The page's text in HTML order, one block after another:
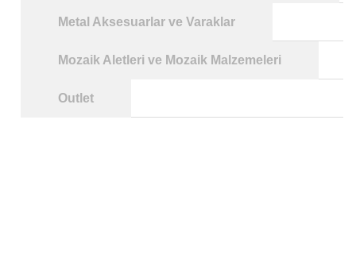
Metal Aksesuarlar ve Varaklar
Mozaik Aletleri ve Mozaik Malzemeleri
Outlet